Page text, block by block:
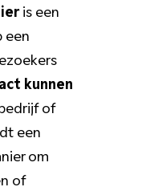
is een
een
kunnen
of
een
om
of